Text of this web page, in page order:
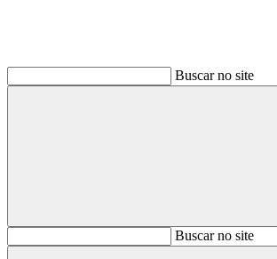
Buscar no site
BuscarBuscar no site